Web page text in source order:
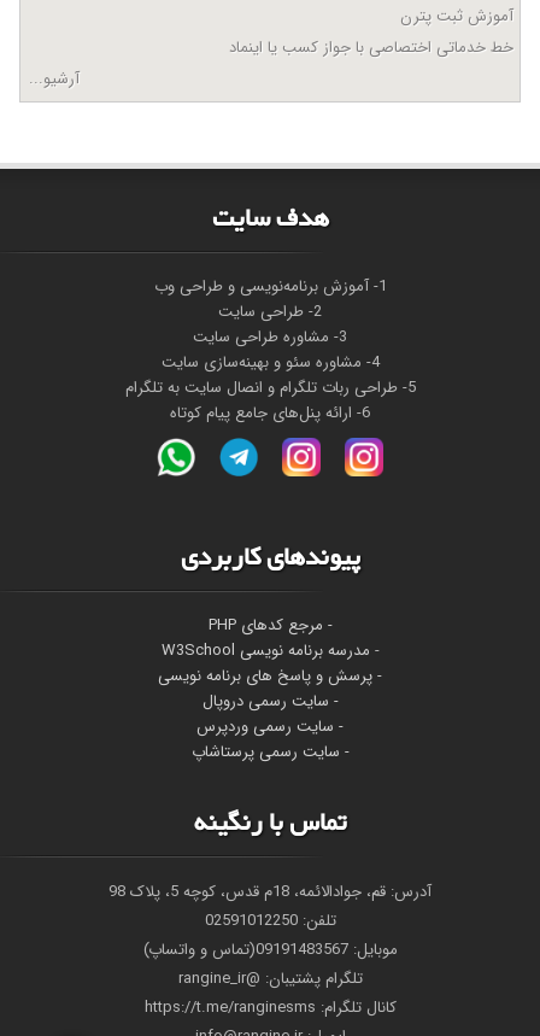
آموزش ثبت پترن
خط خدماتی اختصاصی با جواز کسب یا اینماد
آرشیو...
هدف سايت
1- آموزش برنامه‌نویسی و طراحی وب
2- طراحی سایت
3- مشاوره طراحی سایت
4- مشاوره سئو و بهینه‌سازی سایت
5- طراحی ربات تلگرام و انصال سایت به تلگرام
6- ارائه پنل‌های جامع پیام کوتاه
پیوندهای کاربردی
- مرجع کدهای PHP
- مدرسه برنامه نویسی W3School
- پرسش و پاسخ های برنامه نویسی
- سایت رسمی دروپال
- سایت رسمی وردپرس
- سایت رسمی پرستاشاپ
تماس با رنگینه
آدرس: قم، جوادالائمه، 18م قدس، کوچه 5، پلاک 98
تلفن: 02591012250
موبایل: 09191483567(تماس و واتساپ)
تلگرام پشتیبان: @rangine_ir
کانال تلگرام: https://t.me/ranginesms